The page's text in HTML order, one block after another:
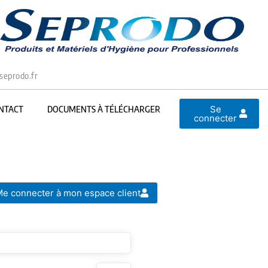
DOCUMENTS À TÉLÉCHARGER Se
connecter
connecter à mon espace client